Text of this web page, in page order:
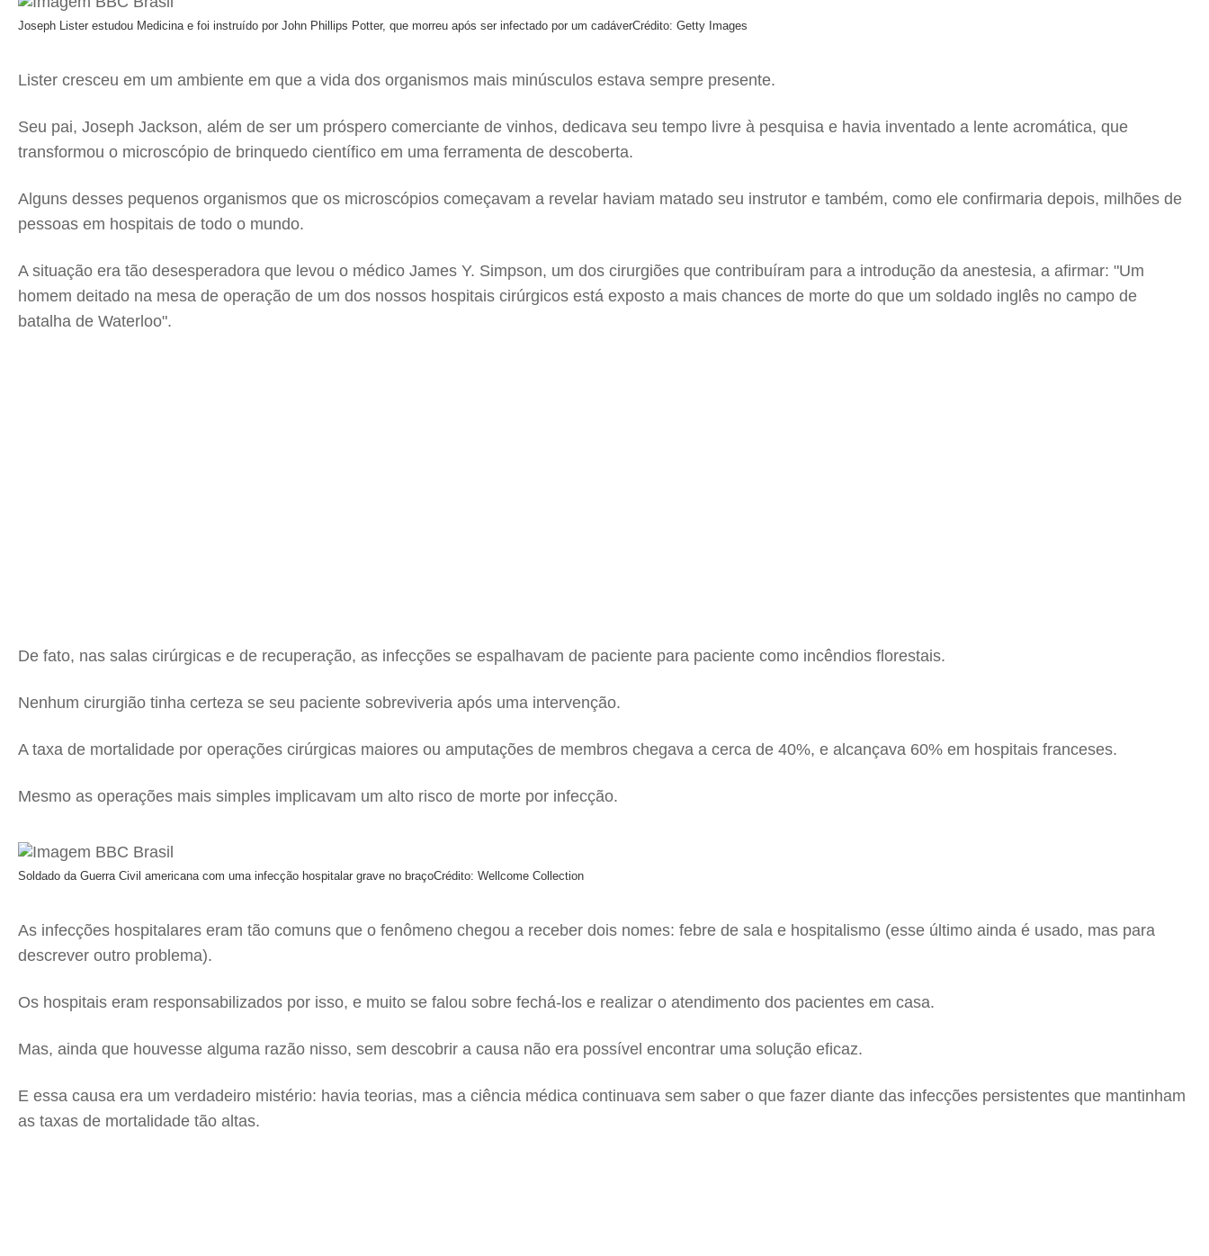
Joseph Lister estudou Medicina e foi instruído por John Phillips Potter, que morreu após ser infectado por um cadáverCrédito: Getty Images
Lister cresceu em um ambiente em que a vida dos organismos mais minúsculos estava sempre presente.
Seu pai, Joseph Jackson, além de ser um próspero comerciante de vinhos, dedicava seu tempo livre à pesquisa e havia inventado a lente acromática, que
transformou o microscópio de brinquedo científico em uma ferramenta de descoberta.
Alguns desses pequenos organismos que os microscópios começavam a revelar haviam matado seu instrutor e também, como ele confirmaria depois, milhões de
pessoas em hospitais de todo o mundo.
A situação era tão desesperadora que levou o médico James Y. Simpson, um dos cirurgiões que contribuíram para a introdução da anestesia, a afirmar: "Um
homem deitado na mesa de operação de um dos nossos hospitais cirúrgicos está exposto a mais chances de morte do que um soldado inglês no campo de
batalha de Waterloo".
De fato, nas salas cirúrgicas e de recuperação, as infecções se espalhavam de paciente para paciente como incêndios florestais.
Nenhum cirurgião tinha certeza se seu paciente sobreviveria após uma intervenção.
A taxa de mortalidade por operações cirúrgicas maiores ou amputações de membros chegava a cerca de 40%, e alcançava 60% em hospitais franceses.
Mesmo as operações mais simples implicavam um alto risco de morte por infecção.
Soldado da Guerra Civil americana com uma infecção hospitalar grave no braçoCrédito: Wellcome Collection
As infecções hospitalares eram tão comuns que o fenômeno chegou a receber dois nomes: febre de sala e hospitalismo (esse último ainda é usado, mas para
descrever outro problema).
Os hospitais eram responsabilizados por isso, e muito se falou sobre fechá-los e realizar o atendimento dos pacientes em casa.
Mas, ainda que houvesse alguma razão nisso, sem descobrir a causa não era possível encontrar uma solução eficaz.
E essa causa era um verdadeiro mistério: havia teorias, mas a ciência médica continuava sem saber o que fazer diante das infecções persistentes que mantinham
as taxas de mortalidade tão altas.